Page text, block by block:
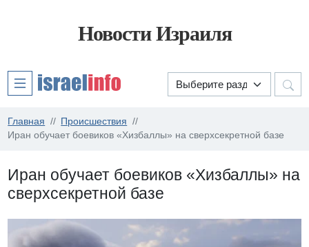
Новости Израиля
Главная
Происшествия
Иран обучает боевиков «Хизбаллы» на сверхсекретной базе
Иран обучает боевиков «Хизбаллы» на
сверхсекретной базе